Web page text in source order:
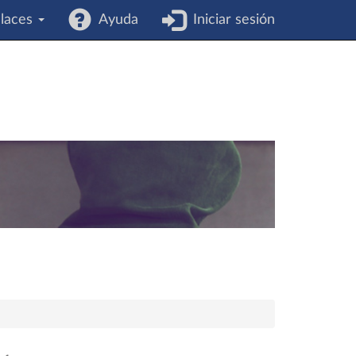
Ayuda Iniciar sesión